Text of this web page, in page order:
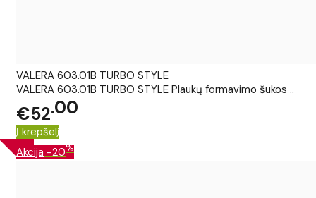
VALERA 603.01B TURBO STYLE
VALERA 603.01B TURBO STYLE Plaukų formavimo šukos ..
€52 00
Į krepšelį
Akcija -20%